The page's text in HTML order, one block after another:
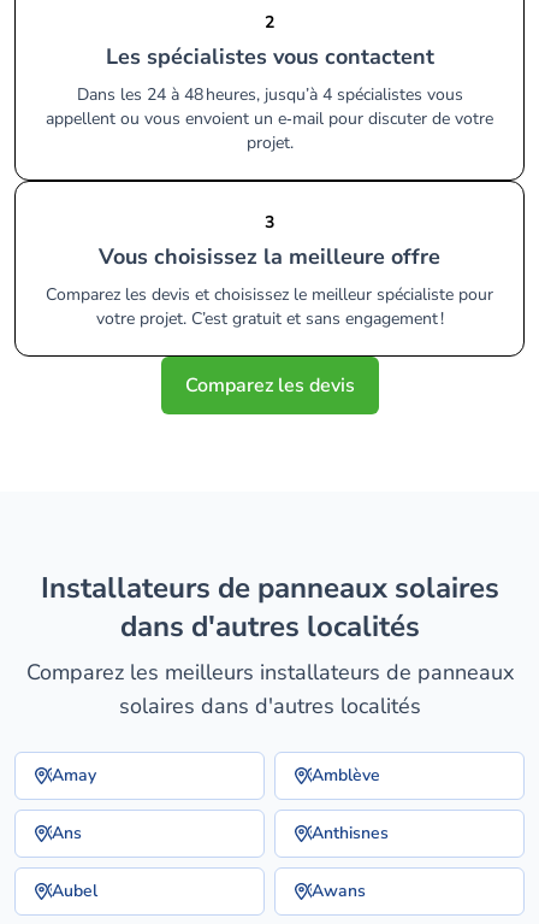
2
Les spécialistes vous contactent
Dans les 24 à 48 heures, jusqu’à 4 spécialistes vous
appellent ou vous envoient un e‑mail pour discuter de votre
projet.
3
Vous choisissez la meilleure offre
Comparez les devis et choisissez le meilleur spécialiste pour
votre projet. C’est gratuit et sans engagement !
Comparez les devis
installateurs de panneaux solaires
dans d'autres localités
Comparez les meilleurs installateurs de panneaux
solaires dans d'autres localités
Amay Amblève
Ans Anthisnes
Aubel Awans